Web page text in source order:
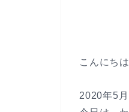
こんにち
2020年5月